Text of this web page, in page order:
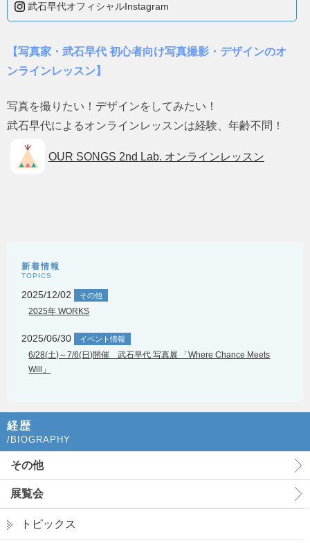
武石早代オフィシャルInstagram
【写真家・武石早代 初心者向け写真撮影・デザインのオ
ンラインレッスン】
写真を撮りたい！デザインをしてみたい！
武石早代によるオンラインレッスンは経験、年齢不問！
OUR SONGS 2nd Lab. オンラインレッスン
新着情報
TOPICS
2025/12/02 その他
2025年 WORKS
2025/06/30 イベント情報
6/28(土)～7/6(日)開催 武石早代 写真展 「Where Chance Meets
Will」
経歴
/BIOGRAPHY
その他
展覧会
トピックス